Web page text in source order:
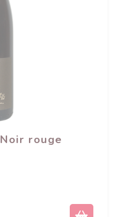
rouge